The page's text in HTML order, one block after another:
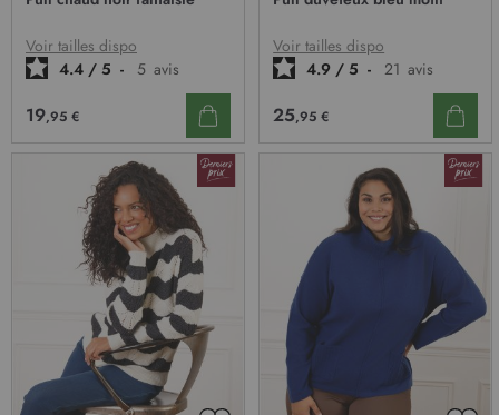
D’ENVIE
Voir tailles dispo
4.4 / 5 - 5 avis
19,95 €
Voir tailles dispo
4.9 / 5 - 21 avis
25,95 €